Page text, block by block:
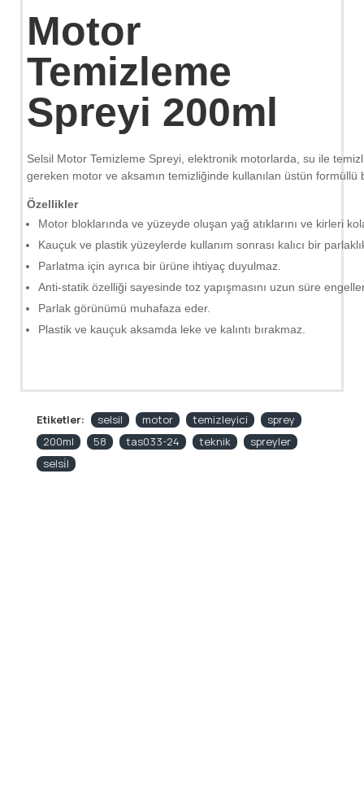
Motor
Temizleme
Spreyi 200ml
Selsil Motor Temizleme Spreyi, elektronik motorlarda, su ile
gereken motor ve aksamın temizliğinde kullanılan üstün formüllü
Özellikler
Motor bloklarında ve yüzeyde oluşan yağ atıklarını ve kirleri
Kauçuk ve plastik yüzeylerde kullanım sonrası kalıcı bir
Parlatma için ayrıca bir ürüne ihtiyaç duyulmaz.
Anti-statik özelliği sayesinde toz yapışmasını uzun süre
Parlak görünümü muhafaza eder.
Plastik ve kauçuk aksamda leke ve kalıntı bırakmaz.
Etiketler: selsil motor temizleyici
sprey
200ml
58 tas033-24 teknik
spreyler
selsi̇l